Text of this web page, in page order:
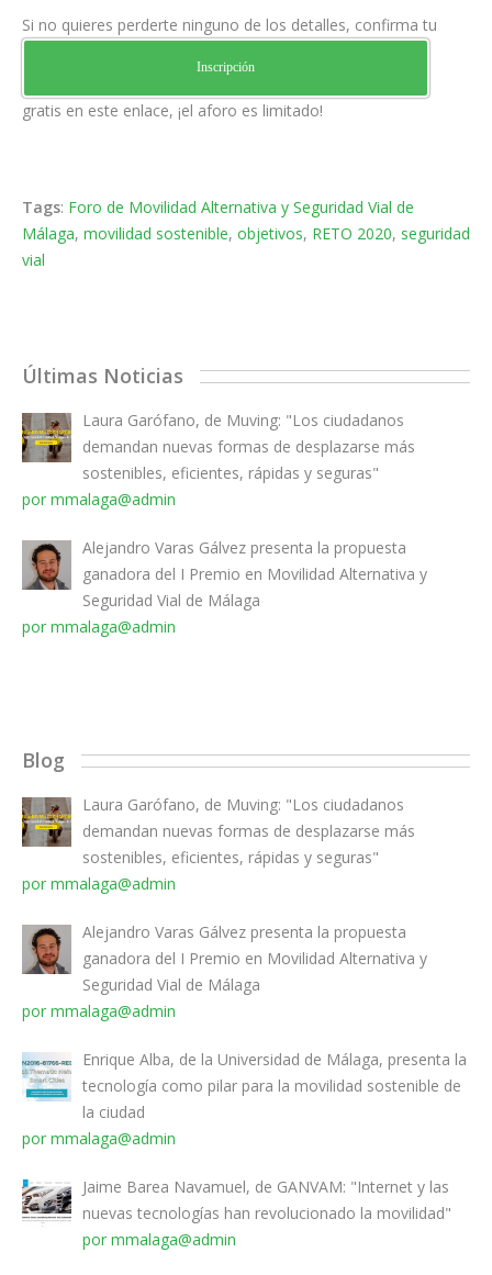
Si no quieres perderte ninguno de los detalles, confirma tu
Inscripción
gratis en este enlace, ¡el aforo es limitado!
Tags: Foro de Movilidad Alternativa y Seguridad Vial de
Málaga, movilidad sostenible, objetivos, RETO 2020, seguridad
vial
Últimas Noticias
Laura Garófano, de Muving: "Los ciudadanos
demandan nuevas formas de desplazarse más
sostenibles, eficientes, rápidas y seguras"
por mmalaga@admin
Alejandro Varas Gálvez presenta la propuesta
ganadora del I Premio en Movilidad Alternativa y
Seguridad Vial de Málaga
por mmalaga@admin
Blog
Laura Garófano, de Muving: "Los ciudadanos
demandan nuevas formas de desplazarse más
sostenibles, eficientes, rápidas y seguras"
por mmalaga@admin
Alejandro Varas Gálvez presenta la propuesta
ganadora del I Premio en Movilidad Alternativa y
Seguridad Vial de Málaga
por mmalaga@admin
Enrique Alba, de la Universidad de Málaga, presenta la
tecnología como pilar para la movilidad sostenible de
la ciudad
por mmalaga@admin
Jaime Barea Navamuel, de GANVAM: "Internet y las
nuevas tecnologías han revolucionado la movilidad"
por mmalaga@admin